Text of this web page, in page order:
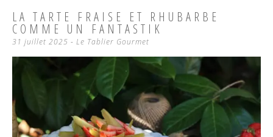
LA TARTE FRAISE ET RHUBARBE
COMME UN FANTASTIK
31 juillet 2025 - Le Tablier Gourmet